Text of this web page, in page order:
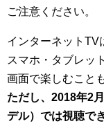
ご注意ください。
インターネットTV
スマホ・タブレッ
画面で楽しむこと
ただし、2018年2
デル）では視聴で